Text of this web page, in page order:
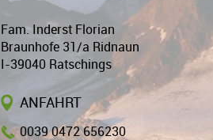
Fam. Inderst Florian
Braunhofe 31/a Ridnaun
I-39040 Ratschings
ANFAHRT
0039 0472 656230